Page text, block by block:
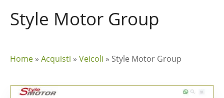
Style Motor Group
Home » Acquisti » Veicoli » Style Motor Group